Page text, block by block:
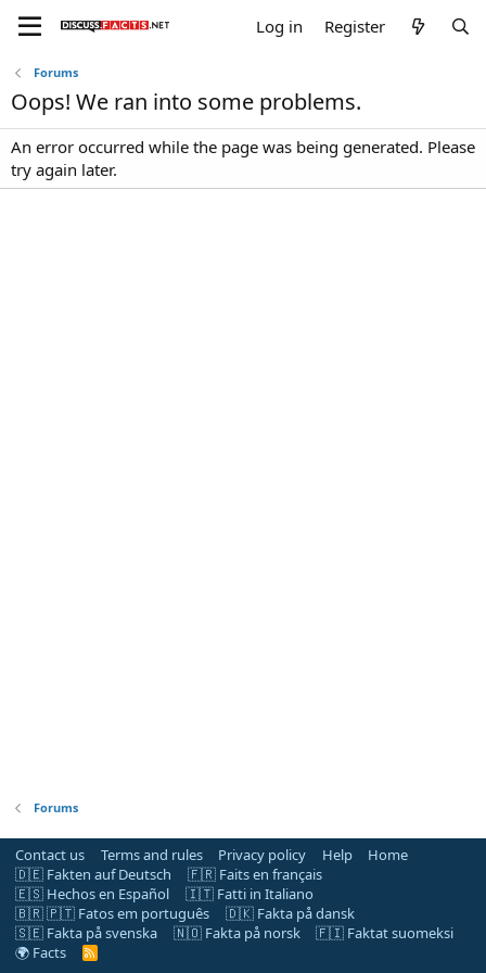
Log in Register
Forums
Oops! We ran into some problems.
An error occurred while the page was being generated. Please
try again later.
Forums
Contact us Terms and rules Privacy policy Help
Home
🇩🇪 Fakten auf Deutsch
🇫🇷 Faits en français
🇪🇸 Hechos en Español
🇮🇹 Fatti in Italiano
🇧🇷 🇵🇹 Fatos em português
🇩🇰 Fakta på dansk
🇸🇪 Fakta på svenska
🇳🇴 Fakta på norsk
🇫🇮 Faktat suomeksi
🌍 Facts
R